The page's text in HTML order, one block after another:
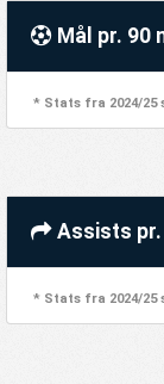
Mål pr. 90
* Stats fra 2024/25
Assists
* Stats fra 2024/25